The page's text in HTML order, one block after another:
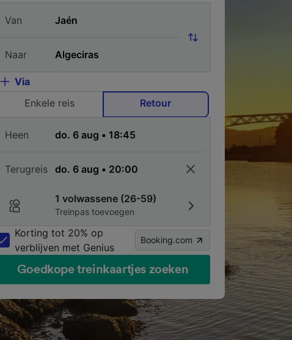
Van
Naar
Via
Enkele reis
Retour
Heen
Terugreis
1 volwassene (26-59)
Treinpas toevoegen
Korting tot 20% op
verblijven met Genius
Booking.com
Goedkope treinkaartjes zoeken